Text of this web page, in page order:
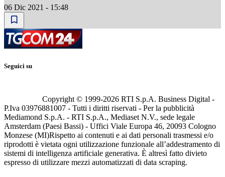
06 Dic 2021 - 15:48
Seguici su
Copyright © 1999-2026 RTI S.p.A. Business Digital -
P.Iva 03976881007 - Tutti i diritti riservati - Per la pubblicità
Mediamond S.p.A. - RTI S.p.A., Mediaset N.V., sede legale
Amsterdam (Paesi Bassi) - Uffici Viale Europa 46, 20093 Cologno
Monzese (MI)Rispetto ai contenuti e ai dati personali trasmessi e/o
riprodotti è vietata ogni utilizzazione funzionale all’addestramento di
sistemi di intelligenza artificiale generativa. È altresì fatto divieto
espresso di utilizzare mezzi automatizzati di data scraping.